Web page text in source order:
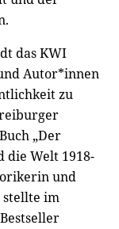
das KWI
Autor*innen
zu
„Der
die Welt 1918-
und
stellte im